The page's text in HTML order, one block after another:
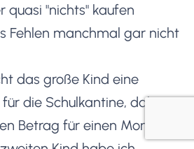
quasi "nichts" kaufen
Fehlen manchmal gar nicht
das große Kind eine
die Schulkantine, daher
Betrag für einen Monat